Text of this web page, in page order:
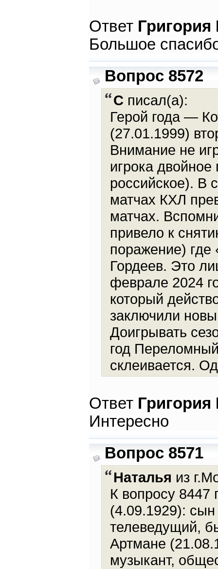
Ответ
Большое
Вопрос 8572
С писал(а):
Герой года —
(27.01.1999)
Внимание не
игрока двойное
российское). В
матчах КХЛ
матчах.
привело к
поражение)
Гордеев. Это
феврале 2024
который
заключили
Доигрывать
год
склеивается.
Ответ
Интересно
Вопрос 8571
Наталья из
К вопросу
(4.09.1929):
телеведущий,
Артмане
музыкант,